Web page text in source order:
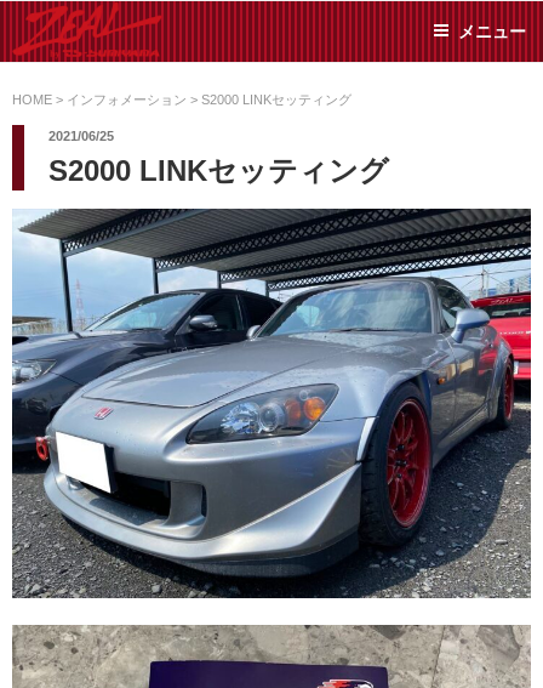
ン
ツ
ス
SUMIYAMA
た日常メンテから各種チ
ューニングまで、車に関
リーでお任せください!
メニュー
HOME > インフォメーション > S2000 LINKセッティング
2021/06/25
S2000 LINKセッティング